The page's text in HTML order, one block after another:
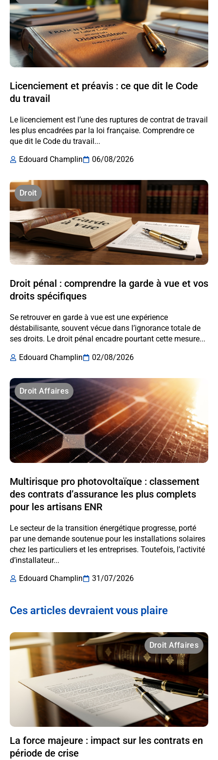
Licenciement et préavis : ce que dit le Code
du travail
Le licenciement est l’une des ruptures de contrat de travail
les plus encadrées par la loi française. Comprendre ce
que dit le Code du travail...
Edouard Champlin
06/08/2026
Droit
Droit pénal : comprendre la garde à vue et vos
droits spécifiques
Se retrouver en garde à vue est une expérience
déstabilisante, souvent vécue dans l’ignorance totale de
ses droits. Le droit pénal encadre pourtant cette mesure...
Edouard Champlin
02/08/2026
Droit Affaires
Multirisque pro photovoltaïque : classement
des contrats d’assurance les plus complets
pour les artisans ENR
Le secteur de la transition énergétique progresse, porté
par une demande soutenue pour les installations solaires
chez les particuliers et les entreprises. Toutefois, l’activité
d’installateur...
Edouard Champlin
31/07/2026
Ces articles devraient vous plaire
Droit Affaires
La force majeure : impact sur les contrats en
période de crise